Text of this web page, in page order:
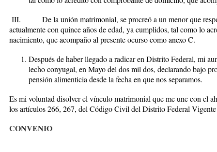
III. De la unión matrimonial, se procreó a un menor que
actualmente con quince años de edad, ya cumplidos, tal como lo
nacimiento, que acompaño al presente ocurso comoanexo C.
Después de haber llegado a radicar en Distrito Federal, mi
lecho conyugal, en Mayo del dos mil dos, declarando bajo
pensión alimenticia desde la fecha en que nos separamos.
Es mi voluntad disolver el vínculo matrimonial que me une con el
los artículos 266, 267, del Código Civil del Distrito Federal
CONVENIO